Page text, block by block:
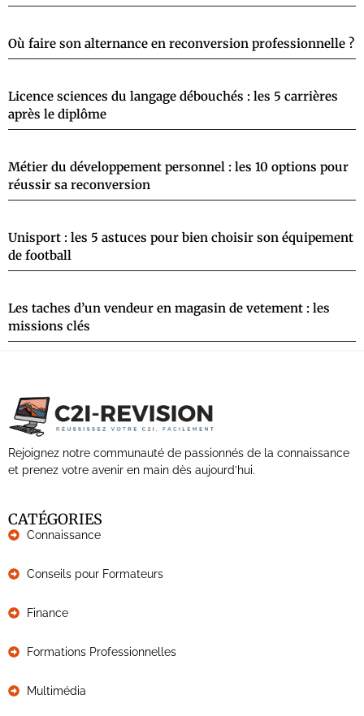
Où faire son alternance en reconversion professionnelle ?
Licence sciences du langage débouchés : les 5 carrières
après le diplôme
Métier du développement personnel : les 10 options pour
réussir sa reconversion
Unisport : les 5 astuces pour bien choisir son équipement
de football
Les taches d’un vendeur en magasin de vetement : les
missions clés
Rejoignez notre communauté de passionnés de la connaissance
et prenez votre avenir en main dès aujourd’hui.
CATÉGORIES
Connaissance
Conseils pour Formateurs
Finance
Formations Professionnelles
Multimédia